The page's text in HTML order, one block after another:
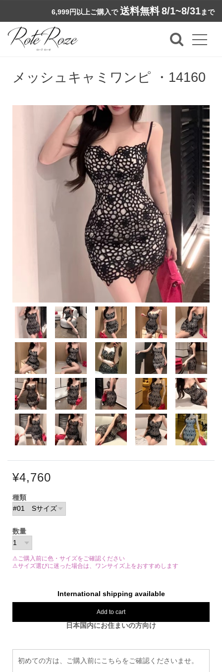
6,999円以上ご購入で 送料無料8/1~8/31まで
メッシュキャミワンピ ・14160
¥4,760
種類
数量
⚠ご購入前に色・サイズをご確認ください
⚠サイズ選びに迷った場合は、ワンサイズ上をおすすめします
International shipping available
Add to cart
日本国内にお住まいの方向け
初めての方は、ご購入前にこちらをご確認くださいませ。